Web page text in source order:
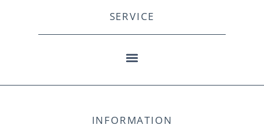
SERVICE
INFORMATION